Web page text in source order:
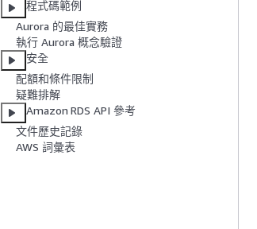
程式碼範例
Aurora 的最佳實務
執行 Aurora 概念驗證
安全
配額和條件限制
疑難排解
Amazon RDS API 參考
文件歷史記錄
AWS 詞彙表